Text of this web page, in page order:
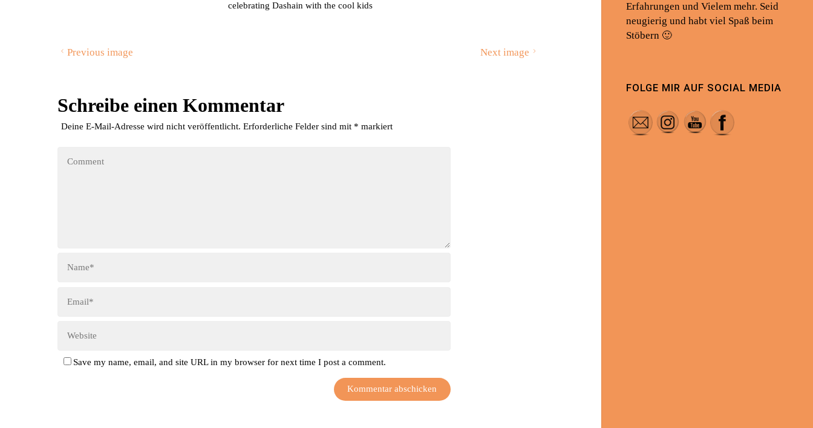
celebrating Dashain with the cool kids
Previous image Next image
Schreibe einen Kommentar
Deine E-Mail-Adresse wird nicht veröffentlicht. Erforderliche Felder sind mit * markiert
Save my name, email, and site URL in my browser for next time I post a comment.
Erfahrungen und Vielem mehr. Seid
neugierig und habt viel Spaß beim
Stöbern 🙂
FOLGE MIR AUF SOCIAL MEDIA